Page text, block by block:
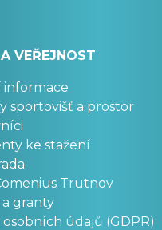
VEŘEJNOST
sportovišť a prostor
ke stažení
Trutnov
granty
údajů (GDPR)